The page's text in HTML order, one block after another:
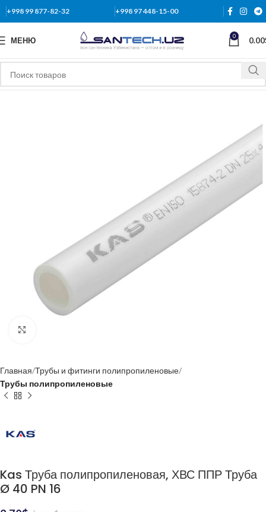
+998 99 877-82-32 +998 97 448-15-00
МЕНЮ 0 0.00
Главная Трубы и фитинги полипропиленовые
Трубы полипропиленовые
Kas Труба полипропиленовая, ХВС ППР Труба
Ø 40 PN 16